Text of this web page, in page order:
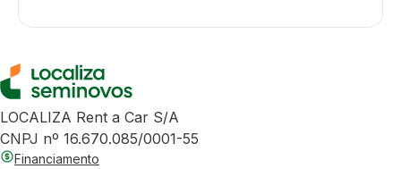
LOCALIZA Rent a Car S/A
CNPJ nº 16.670.085/0001-55
Financiamento